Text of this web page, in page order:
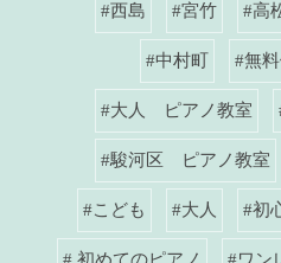
#西島 #宮竹 #高
#中村町 #無
#大人 ピアノ教室
#駿河区 ピアノ教室
#こども #大人 #初